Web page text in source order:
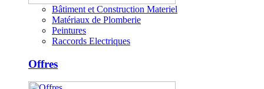
Bâtiment et Construction Materiel
Matériaux de Plomberie
Peintures
Raccords Electriques
Offres